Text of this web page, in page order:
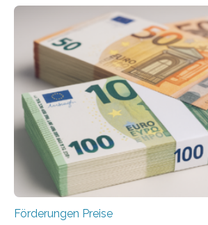
Förderungen Preise